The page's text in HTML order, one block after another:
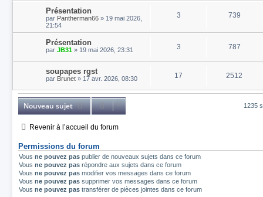
Présentation
par Pantherman66 » 19 mai 2026,
21:54
3 739
Présentation
par JB31 » 19 mai 2026, 23:31 3 787
soupapes rgst
par Brunet » 17 avr. 2026, 08:30 17 2512
Nouveau sujet 1235
Revenir à l’accueil du forum
Permissions du forum
Vous ne pouvez pas publier de nouveaux sujets dans ce forum
Vous ne pouvez pas répondre aux sujets dans ce forum
Vous ne pouvez pas modifier vos messages dans ce forum
Vous ne pouvez pas supprimer vos messages dans ce forum
Vous ne pouvez pas transférer de pièces jointes dans ce forum